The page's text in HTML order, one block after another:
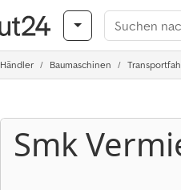
Händler Baumaschinen
Smk